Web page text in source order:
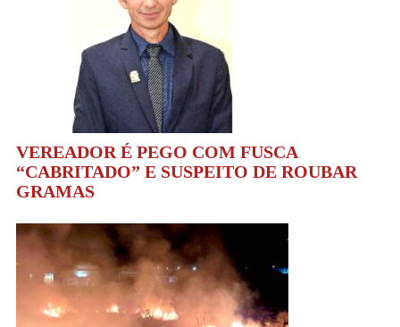
VEREADOR É PEGO COM FUSCA
“CABRITADO” E SUSPEITO DE ROUBAR
GRAMAS